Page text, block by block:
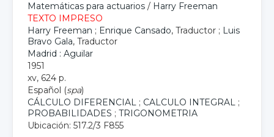
Matemáticas para actuarios / Harry Freeman
TEXTO IMPRESO
Harry Freeman ; Enrique Cansado, Traductor ; Luis
Bravo Gala, Traductor
Madrid : Aguilar
1951
xv, 624 p.
Español (spa)
CÁLCULO DIFERENCIAL ; CALCULO INTEGRAL ;
PROBABILIDADES ; TRIGONOMETRIA
Ubicación: 517.2/3 F855